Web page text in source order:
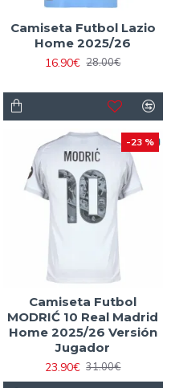
Camiseta Futbol Lazio
Home 2025/26
16.90€ 28.00€
-23 %
Camiseta Futbol
MODRIĆ 10 Real Madrid
Home 2025/26 Versión
Jugador
23.90€ 31.00€